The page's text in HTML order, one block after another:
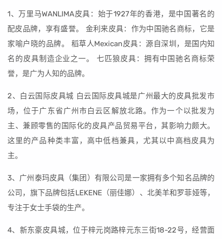
1、万里马WANLIMA皮具：始于1927年的香港，是中国著名的
配皮品牌，享有盛誉。 金利来皮具：作为中国驰名商标，它是
家喻户晓的品牌。 稻草人Mexican皮具：源自深圳，是国内知
名的皮具制造企业之一。 七匹狼皮具：拥有中国驰名商标荣
誉，是广为人知的品牌。
2、白云国际皮具城 白云国际皮具城是广州最大的皮具批发市
场，位于广东省广州市白云区解放北路。作为一个以批发为
主、兼顾零售的国际化的皮具产品贸易平台，其影响力颇大。
这里的产品种类丰富，高中低档兼具，尤其以中高档皮具为
主。
3、广州泰玛皮具（集团）有限公司是一家拥有多个知名品牌的
公司，旗下品牌包括LEKENE（丽佳娜）、北美羊和罗菲娅等，
专注于女士手袋的生产。
4、新东豪皮具城，位于梓元岗路梓元东三街18-22号，经营面